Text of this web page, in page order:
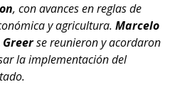
, con avances en reglas de
y agricultura. Marcelo
Greerse reunieron y acordaron
la implementación del